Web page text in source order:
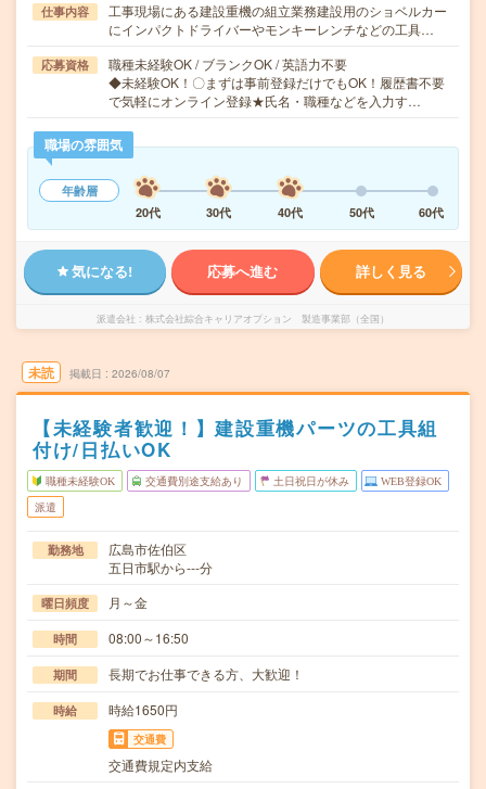
仕事内容
工事現場にある建設重機の組立業務建設用のショベルカー
にインパクトドライバーやモンキーレンチなどの工具…
応募資格
職種未経験OK / ブランクOK / 英語力不要
◆未経験OK！〇まずは事前登録だけでもOK！履歴書不要
で気軽にオンライン登録★氏名・職種などを入力す…
職場の雰囲気
年齢層
20代
30代 40代 50代 60代
気になる! 応募へ進む 詳しく見る
派遣会社 株式会社綜合キャリアオプション 製造事業部（全国）
未読 掲載日 2026/08/07
【未経験者歓迎！】建設重機パーツの工具組
付け/日払いOK
職種未経験OK 交通費別途支給あり 土日祝日が休み WEB登録OK
派遣
勤務地
広島市佐伯区
五日市駅から---分
曜日頻度 月～金
時間 08:00～16:50
期間 長期でお仕事できる方、大歓迎！
時給 時給1650円
交通費
交通費規定内支給